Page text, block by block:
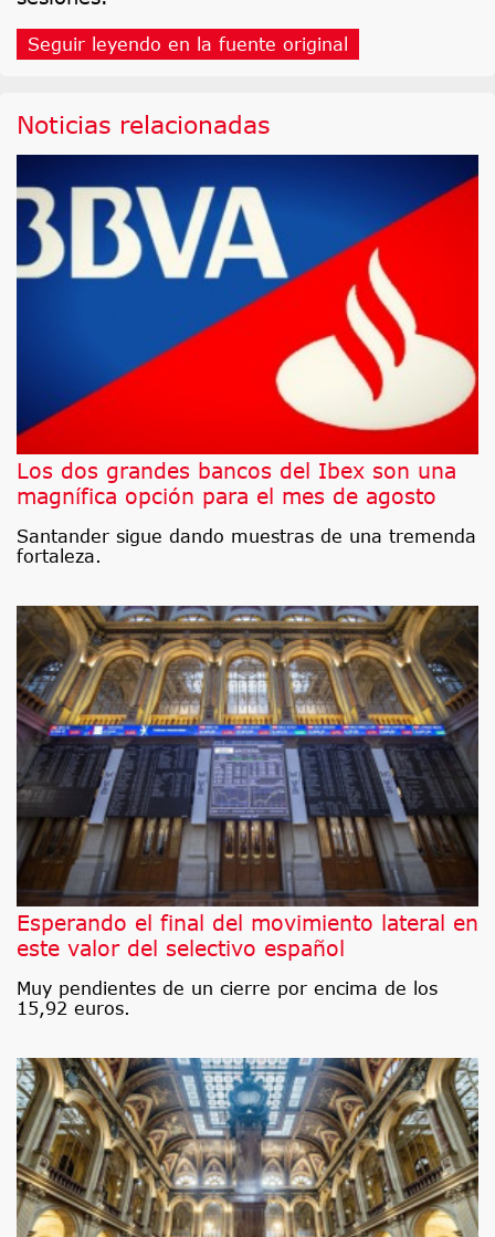
Seguir leyendo en la fuente original
Noticias relacionadas
Los dos grandes bancos del Ibex son una
magnífica opción para el mes de agosto
Santander sigue dando muestras de una tremenda
fortaleza.
Esperando el final del movimiento lateral en
este valor del selectivo español
Muy pendientes de un cierre por encima de los
15,92 euros.